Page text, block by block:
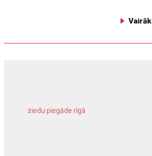
Vairāk
ziedu piegāde rīgā